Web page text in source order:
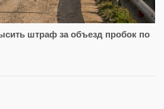
штраф за объезд пробок по